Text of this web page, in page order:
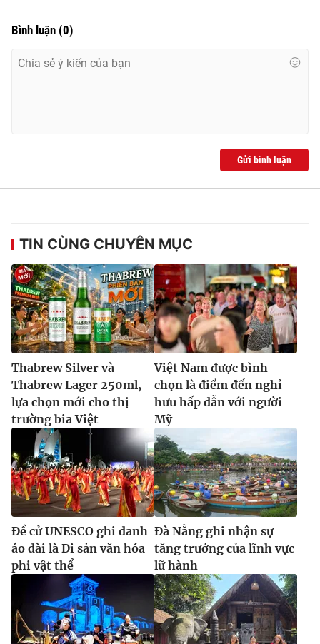
Bình luận (0)
Gửi bình luận
TIN CÙNG CHUYÊN MỤC
Thabrew Silver và
Thabrew Lager 250ml,
lựa chọn mới cho thị
trường bia Việt
Việt Nam được bình
chọn là điểm đến nghỉ
hưu hấp dẫn với người
Mỹ
Đề cử UNESCO ghi danh
áo dài là Di sản văn hóa
phi vật thể
Đà Nẵng ghi nhận sự
tăng trưởng của lĩnh vực
lữ hành